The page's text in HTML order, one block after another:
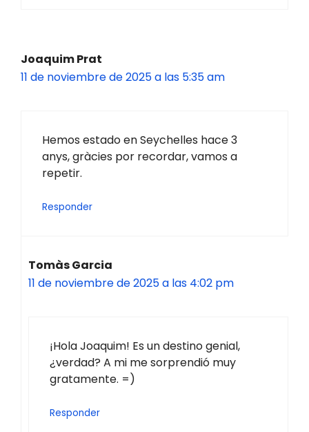
Joaquim Prat
11 de noviembre de 2025 a las 5:35 am
Hemos estado en Seychelles hace 3
anys, gràcies por recordar, vamos a
repetir.
Responder
Tomàs Garcia
11 de noviembre de 2025 a las 4:02 pm
¡Hola Joaquim! Es un destino genial,
¿verdad? A mi me sorprendió muy
gratamente. =)
Responder